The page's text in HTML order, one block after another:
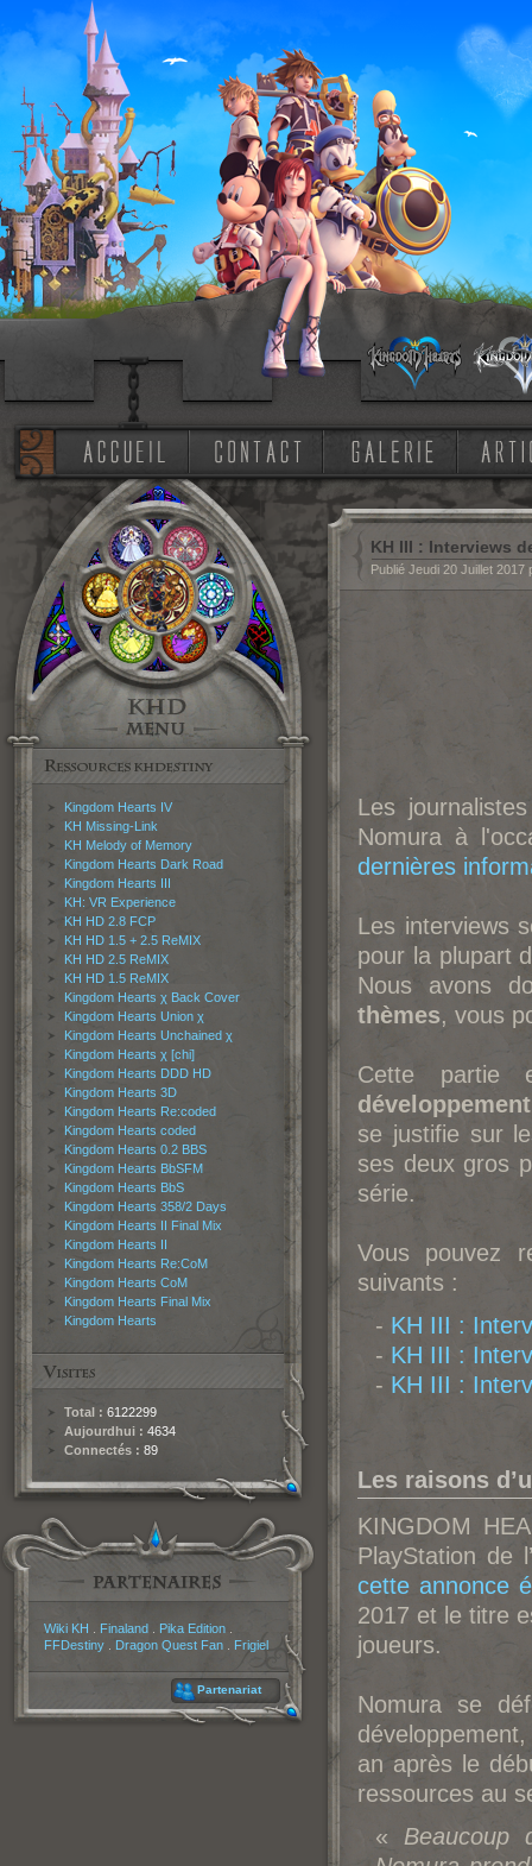
Kingdom Hearts IV
KH Missing-Link
KH Melody of Memory
Kingdom Hearts Dark Road
Kingdom Hearts III
KH: VR Experience
KH HD 2.8 FCP
KH HD 1.5 + 2.5 ReMIX
KH HD 2.5 ReMIX
KH HD 1.5 ReMIX
Kingdom Hearts χ Back Cover
Kingdom Hearts Union χ
Kingdom Hearts Unchained χ
Kingdom Hearts χ [chi]
Kingdom Hearts DDD HD
Kingdom Hearts 3D
Kingdom Hearts Re:coded
Kingdom Hearts coded
Kingdom Hearts 0.2 BBS
Kingdom Hearts BbSFM
Kingdom Hearts BbS
Kingdom Hearts 358/2 Days
Kingdom Hearts II Final Mix
Kingdom Hearts II
Kingdom Hearts Re:CoM
Kingdom Hearts CoM
Kingdom Hearts Final Mix
Kingdom Hearts
Total : 6122299
Aujourdhui : 4634
Connectés : 89
Wiki KH Finaland Pika Edition
FFDestiny
Dragon Quest Fan Frigiel
Partenariat
KH III : Interviews
Publié Jeudi 20 Juillet 2017
Les
Nomura à
dernières
Les interviews
pour la plupart
Nous avons
thèmes, vous
Cette
se justifie sur
ses deux gros
série.
Vous pouvez
suivants :
- KH III :
- KH III :
- KH III :
Les raisons
KINGDOM
PlayStation de
cette annonce
2017 et le titre
joueurs.
Nomura se
an après le
ressources au
« Beaucoup